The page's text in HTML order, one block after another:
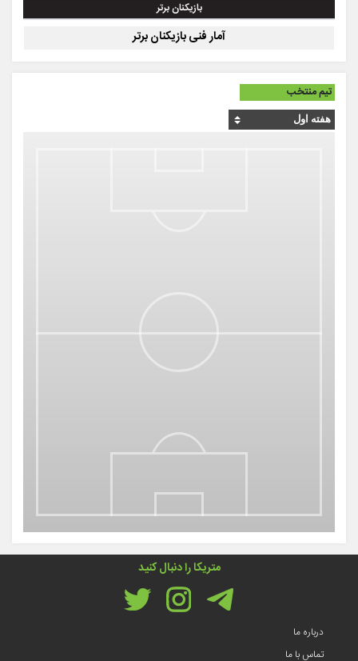
بازیکنان برتر
آمار فنی بازیکنان برتر
تیم منتخب
متریکا را دنبال کنید
درباره ما
تماس با ما